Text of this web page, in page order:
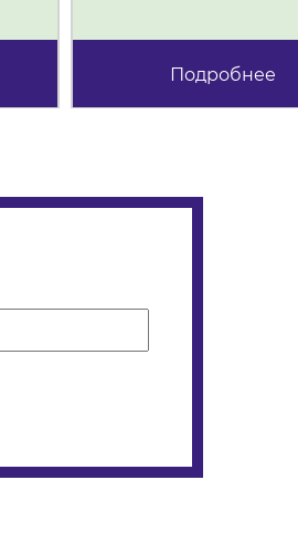
Подробнее